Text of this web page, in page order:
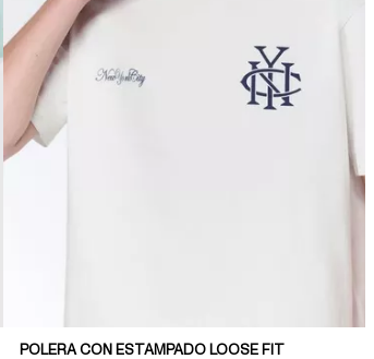
POLERA CON ESTAMPADO LOOSE FIT